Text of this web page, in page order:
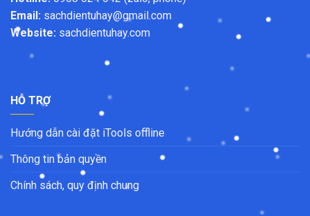
Email: sachdientuhay@gmail.com
Website: sachdientuhay.com
HỖ TRỢ
Hướng dẫn cài đặt iTools offline
Thông tin bản quyền
Chính sách, quy định chung